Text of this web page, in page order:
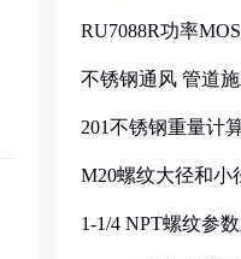
RU7088R功率
不锈钢通风 管道
201不锈钢重量计
M20螺纹大径和小
1-1/4 NPT螺纹参